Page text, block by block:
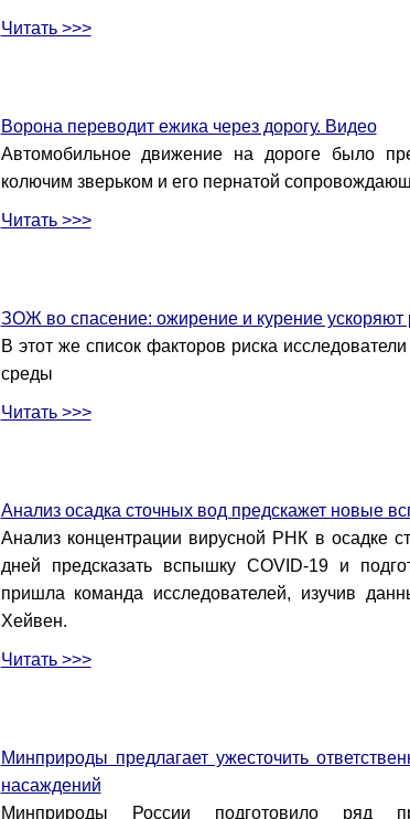
Читать >>>
Ворона переводит ежика через дорогу. Видео
Автомобильное движение на дороге было
колючим зверьком и его пернатой
Читать >>>
ЗОЖ во спасение: ожирение и курение
В этот же список факторов риска
среды
Читать >>>
Анализ осадка сточных вод предскажет новые
Анализ концентрации вирусной РНК в осадке
дней предсказать вспышку COVID-19 и
пришла команда исследователей, изучив
Хейвен.
Читать >>>
Минприроды предлагает ужесточить
насаждений
Минприроды России подготовило ряд